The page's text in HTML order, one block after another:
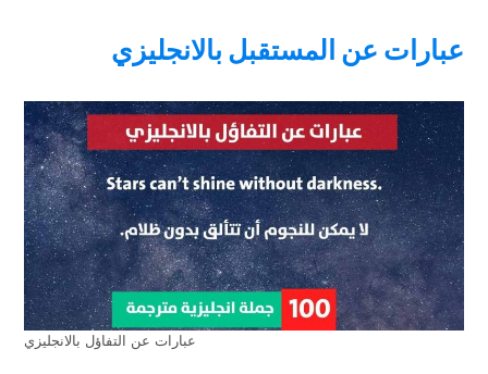
عبارات عن المستقبل بالانجليزي
عبارات عن التفاؤل بالانجليزي